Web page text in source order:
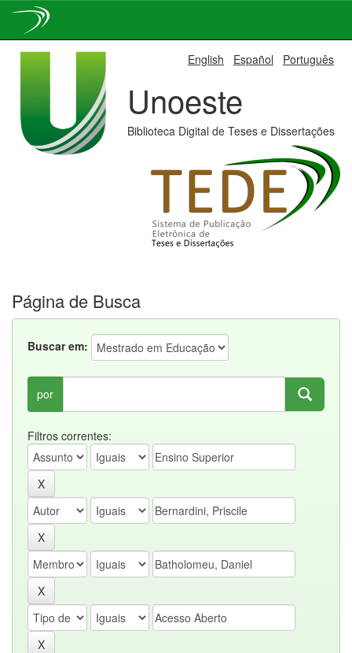
English Español Português
Unoeste
Biblioteca Digital de Teses e Dissertações
Página de Busca
Buscar em:
por
Filtros correntes: